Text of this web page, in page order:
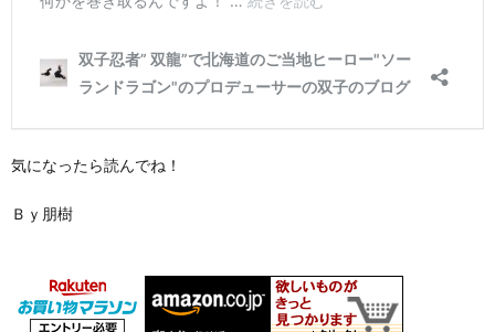
気になったら読んでね！
Ｂｙ朋樹